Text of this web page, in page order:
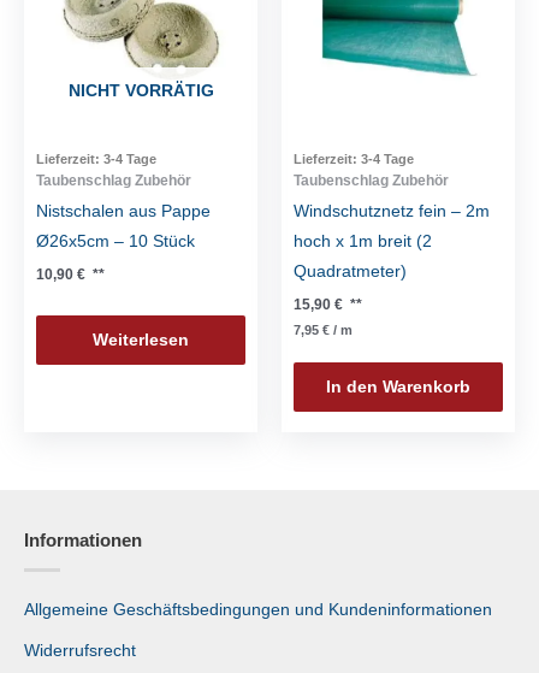
NICHT VORRÄTIG
Lieferzeit: 3-4 Tage
Taubenschlag Zubehör
Nistschalen aus Pappe
Ø26x5cm – 10 Stück
10,90 € **
Weiterlesen
Lieferzeit: 3-4 Tage
Taubenschlag Zubehör
Windschutznetz fein – 2m
hoch x 1m breit (2
Quadratmeter)
15,90 € **
7,95 € / m
In den Warenkorb
Informationen
Allgemeine Geschäftsbedingungen und Kundeninformationen
Widerrufsrecht